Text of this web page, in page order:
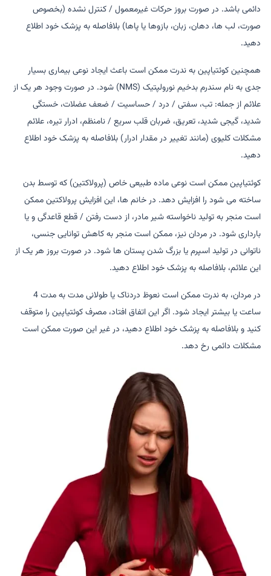
دائمی باشد. در صورت بروز حرکات غیرمعمول / کنترل نشده (بخصوص
صورت، لب ها، دهان، زبان، بازوها یا پاها) بلافاصله به پزشک خود اطلاع
دهید.
همچنین کوئتیاپین به ندرت ممکن است باعث ایجاد نوعی بیماری بسیار
جدی به نام سندرم بدخیم نورولپتیک (NMS) شود. در صورت وجود هر یک از
علائم از جمله: تب، سفتی / درد / حساسیت / ضعف عضلات، خستگی
شدید، گیجی شدید، تعریق، ضربان قلب سریع / نامنظم، ادرار تیره، علائم
مشکلات کلیوی (مانند تغییر در مقدار ادرار) بلافاصله به پزشک خود اطلاع
دهید.
کوئتیاپین ممکن است نوعی ماده طبیعی خاص (پرولاکتین) که توسط بدن
ساخته می شود را افزایش دهد. در خانم ها، این افزایش پرولاکتین ممکن
است منجر به تولید ناخواسته شیر مادر، از دست رفتن / قطع قاعدگی و یا
بارداری شود. در مردان نیز، ممکن است منجر به کاهش توانایی جنسی،
ناتوانی در تولید اسپرم یا بزرگ شدن پستان ها شود. در صورت بروز هر یک از
این علائم، بلافاصله به پزشک خود اطلاع دهید.
در مردان، به ندرت ممکن است نعوظ دردناک یا طولانی مدت به مدت 4
ساعت یا بیشتر ایجاد شود. اگر این اتفاق افتاد، مصرف کوئتیاپین را متوقف
کنید و بلافاصله به پزشک خود اطلاع دهید، در غیر این صورت ممکن است
مشکلات دائمی رخ دهد.